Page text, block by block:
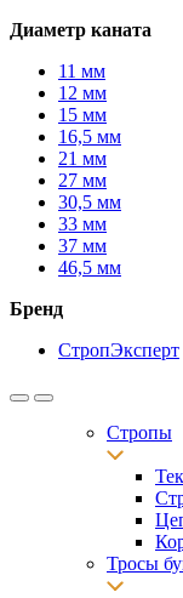
Диаметр каната
11 мм
12 мм
15 мм
16,5 мм
21 мм
27 мм
30,5 мм
33 мм
37 мм
46,5 мм
Бренд
СтропЭксперт
Стропы
Тросы